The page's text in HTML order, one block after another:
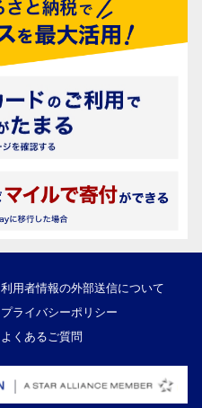
利用者情報の外部送信について
プライバシーポリシー
よくあるご質問